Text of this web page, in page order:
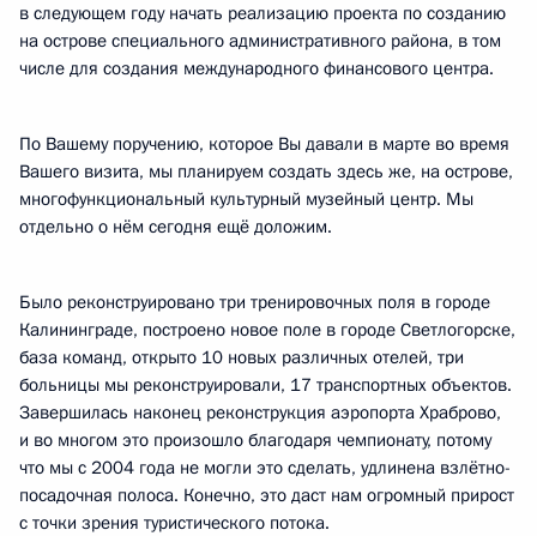
в следующем году начать реализацию проекта по созданию
на острове специального административного района, в том
числе для создания международного финансового центра.
По Вашему поручению, которое Вы давали в марте во время
Вашего визита, мы планируем создать здесь же, на острове,
многофункциональный культурный музейный центр. Мы
отдельно о нём сегодня ещё доложим.
Было реконструировано три тренировочных поля в городе
Калининграде, построено новое поле в городе Светлогорске,
база команд, открыто 10 новых различных отелей, три
больницы мы реконструировали, 17 транспортных объектов.
Завершилась наконец реконструкция аэропорта Храброво,
и во многом это произошло благодаря чемпионату, потому
что мы с 2004 года не могли это сделать, удлинена взлётно-
посадочная полоса. Конечно, это даст нам огромный прирост
с точки зрения туристического потока.